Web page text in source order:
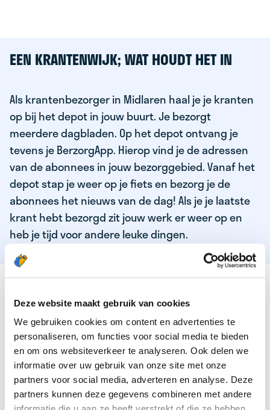
Deze website maakt gebruik van cookies
We gebruiken cookies om content en advertenties te
personaliseren, om functies voor social media te bieden
en om ons websiteverkeer te analyseren. Ook delen we
informatie over uw gebruik van onze site met onze
partners voor social media, adverteren en analyse. Deze
partners kunnen deze gegevens combineren met andere
EEN KRANTENWIJK; WAT HOUDT HET IN
Als krantenbezorger in Midlaren haal je je kranten
op bij het depot in jouw buurt. Je bezorgt
meerdere dagbladen. Op het depot ontvang je
tevens je BerzorgApp. Hierop vind je de adressen
van de abonnees in jouw bezorggebied. Vanaf het
depot stap je weer op je fiets en bezorg je de
abonnees het nieuws van de dag! Als je je laatste
krant hebt bezorgd zit jouw werk er weer op en
heb je tijd voor andere leuke dingen.
DEZE KWALITEITEN HEEFT ONZE TOP
KRANTENBEZORGER
Je bent verantwoordelijk en zelfstandig
Je houdt van lekker bewegen in de frisse lucht
Je houdt vooral van fijn werk dat lekker bijverdient!
Je wordt blij van het bezorgen van het laatste nieuws